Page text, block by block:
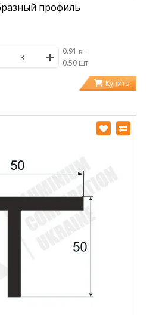
профиль
0.91 кг
/0.50 шт
Купить